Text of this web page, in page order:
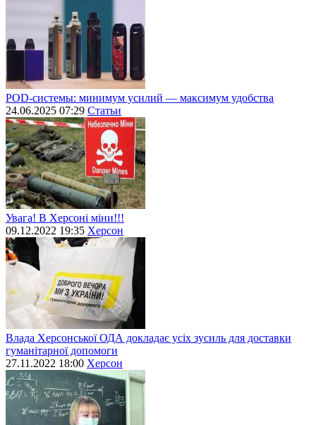
POD-системы: минимум усилий — максимум удобства
24.06.2025 07:29 Статьи
Увага! В Херсоні міни!!!
09.12.2022 19:35 Херсон
Влада Херсонської ОДА докладає усіх зусиль для доставки
гуманітарної допомоги
27.11.2022 18:00 Херсон